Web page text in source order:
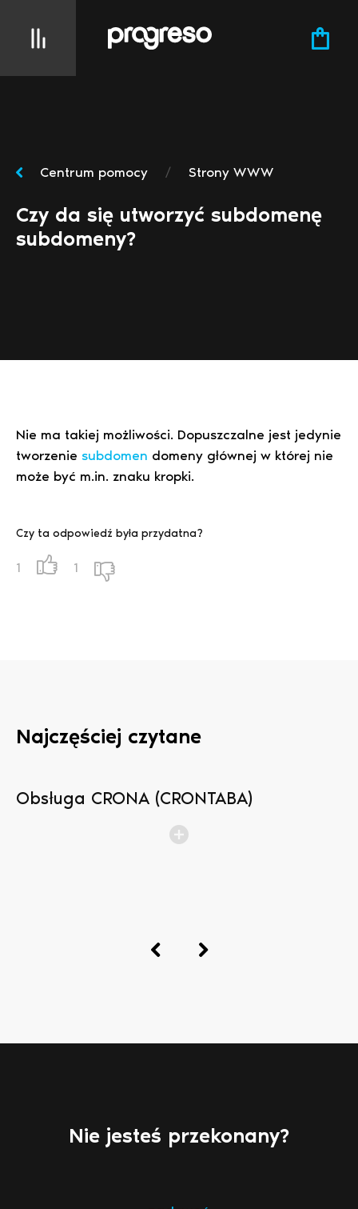
Centrum pomocy / Strony WWW
Czy da się utworzyć subdomenę
subdomeny?
Nie ma takiej możliwości. Dopuszczalne jest jedynie
tworzenie subdomen domeny głównej w której nie
może być m.in. znaku kropki.
Czy ta odpowiedź była przydatna?
1 1
Najczęściej czytane
Obsługa CRONA (CRONTABA)
Nie jesteś przekonany?